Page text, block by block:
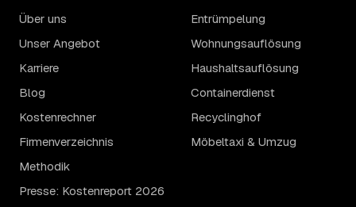
Über uns
Unser Angebot
Karriere
Blog
Kostenrechner
Firmenverzeichnis
Methodik
Presse: Kostenreport 2026
Entrümpelung
Wohnungsauflösung
Haushaltsauflösung
Containerdienst
Recyclinghof
Möbeltaxi & Umzug